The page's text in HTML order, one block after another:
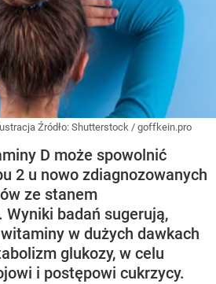
Źródło: Shutterstock / goffkein.pro
D może spowolnić
2 u nowo zdiagnozowanych
ze stanem
badań sugerują,
w dużych dawkach
glukozy, w celu
i postępowi cukrzycy.